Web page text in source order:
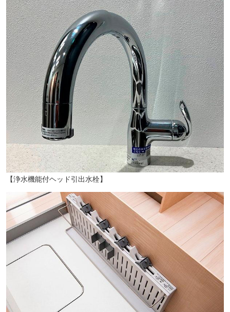
「長崎大学前」バス停（徒歩3分／約240m）
【浄水機能付ヘッド引出水栓】